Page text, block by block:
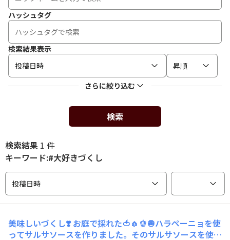
ハッシュタグ
検索結果表示
投稿日時
昇順
さらに絞り込む
検索
検索結果 1 件
キーワード:#大好きづくし
投稿日時
美味しいづくし❣️ お庭で採れた🍅🧄🫑🧅ハラペーニョを使
ってサルサソースを作りました。そのサルサソースを使っ